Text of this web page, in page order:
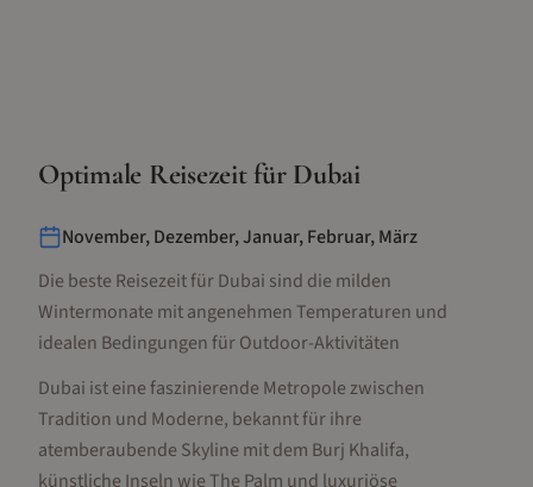
Optimale Reisezeit für Dubai
November, Dezember, Januar, Februar, März
Die beste Reisezeit für Dubai sind die milden
Wintermonate mit angenehmen Temperaturen und
idealen Bedingungen für Outdoor-Aktivitäten
Dubai ist eine faszinierende Metropole zwischen
Tradition und Moderne, bekannt für ihre
atemberaubende Skyline mit dem Burj Khalifa,
künstliche Inseln wie The Palm und luxuriöse